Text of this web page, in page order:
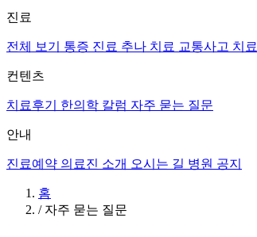
진료
전체 보기 통증 진료 추나 치료 교통사고 치료
컨텐츠
치료후기 한의학 칼럼 자주 묻는 질문
안내
진료예약 의료진 소개 오시는 길 병원 공지
홈
/ 자주 묻는 질문